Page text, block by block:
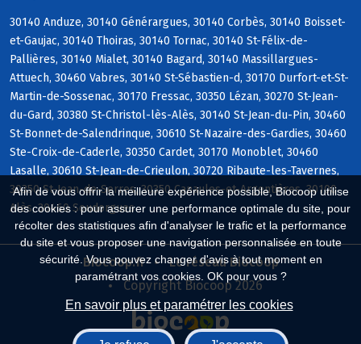
Afin de vous offrir la meilleure expérience possible, Biocoop utilise
des cookies : pour assurer une performance optimale du site, pour
récolter des statistiques afin d'analyser le trafic et la performance
du site et vous proposer une navigation personnalisée en toute
sécurité. Vous pouvez changer d'avis à tout moment en
paramétrant vos cookies. OK pour vous ?
En savoir plus et paramétrer les cookies
30140 Anduze, 30140 Générargues, 30140 Corbès, 30140 Boisset-
et-Gaujac, 30140 Thoiras, 30140 Tornac, 30140 St-Félix-de-
Pallières, 30140 Mialet, 30140 Bagard, 30140 Massillargues-
Attuech, 30460 Vabres, 30140 St-Sébastien-d, 30170 Durfort-et-St-
Martin-de-Sossenac, 30170 Fressac, 30350 Lézan, 30270 St-Jean-
du-Gard, 30380 St-Christol-lès-Alès, 30140 St-Jean-du-Pin, 30460
St-Bonnet-de-Salendrinque, 30610 St-Nazaire-des-Gardies, 30460
Ste-Croix-de-Caderle, 30350 Cardet, 30170 Monoblet, 30460
Lasalle, 30610 St-Jean-de-Crieulon, 30720 Ribaute-les-Tavernes,
30350 St-Jean-de-Serres, 30350 Canaules-et-Argentières, 30100
Alès, 30460 Soudorgues
Biocoop.fr
Le réseau Biocoop
Copyright Biocoop 2026